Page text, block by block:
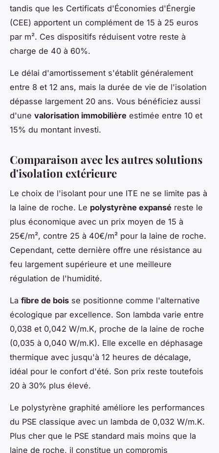
tandis que les Certificats d'Économies d'Énergie
(CEE) apportent un complément de 15 à 25 euros
par m². Ces dispositifs réduisent votre reste à
charge de 40 à 60%.
Le délai d'amortissement s'établit généralement
entre 8 et 12 ans, mais la durée de vie de l'isolation
dépasse largement 20 ans. Vous bénéficiez aussi
d'une valorisation immobilière estimée entre 10 et
15% du montant investi.
Comparaison avec les autres solutions
d'isolation extérieure
Le choix de l'isolant pour une ITE ne se limite pas à
la laine de roche. Le polystyrène expansé reste le
plus économique avec un prix moyen de 15 à
25€/m², contre 25 à 40€/m² pour la laine de roche.
Cependant, cette dernière offre une résistance au
feu largement supérieure et une meilleure
régulation de l'humidité.
La fibre de bois se positionne comme l'alternative
écologique par excellence. Son lambda varie entre
0,038 et 0,042 W/m.K, proche de la laine de roche
(0,035 à 0,040 W/m.K). Elle excelle en déphasage
thermique avec jusqu'à 12 heures de décalage,
idéal pour le confort d'été. Son prix reste toutefois
20 à 30% plus élevé.
Le polystyrène graphité améliore les performances
du PSE classique avec un lambda de 0,032 W/m.K.
Plus cher que le PSE standard mais moins que la
laine de roche, il constitue un compromis